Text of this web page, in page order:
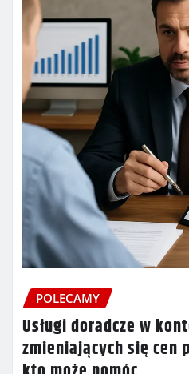
POLECAMY
Usługi doradcze w
zmieniających się